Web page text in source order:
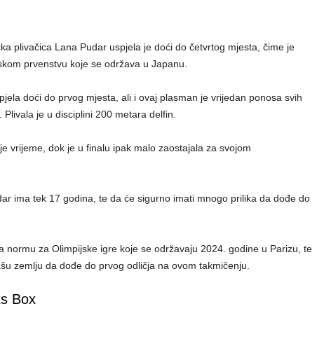
plivačica Lana Pudar uspjela je doći do četvrtog mjesta, čime je
prvenstvu koje se održava u Japanu.
doći do prvog mjesta, ali i ovaj plasman je vrijedan ponosa svih
je u disciplini 200 metara delfin.
vrijeme, dok je u finalu ipak malo zaostajala za svojom
ima tek 17 godina, te da će sigurno imati mnogo prilika da dođe do
normu za Olimpijske igre koje se održavaju 2024. godine u Parizu, te
zemlju da dođe do prvog odličja na ovom takmičenju.
Box